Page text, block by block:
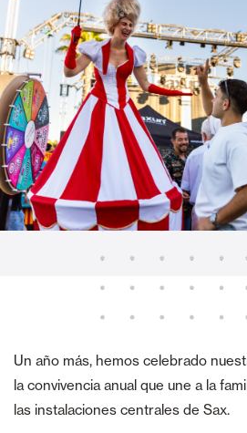
Un año más, hemos celebrado
la convivencia anual que une a la
las instalaciones centrales de Sax.